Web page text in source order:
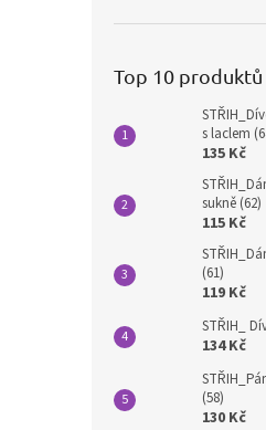
Top 10 produktů
s laclem
135 Kč
sukně (62)
115 Kč
(61)
119 Kč
STŘIH_
134 Kč
(58)
130 Kč